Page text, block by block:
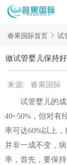
首页
试管项目
试管百科
睿果国际
睿果国际首页 试
做试管婴儿保持
来源: 睿果国际
试管婴儿的成
40~50%，但对有
率可达60%以上
并非一成不变，
率，首先，要保